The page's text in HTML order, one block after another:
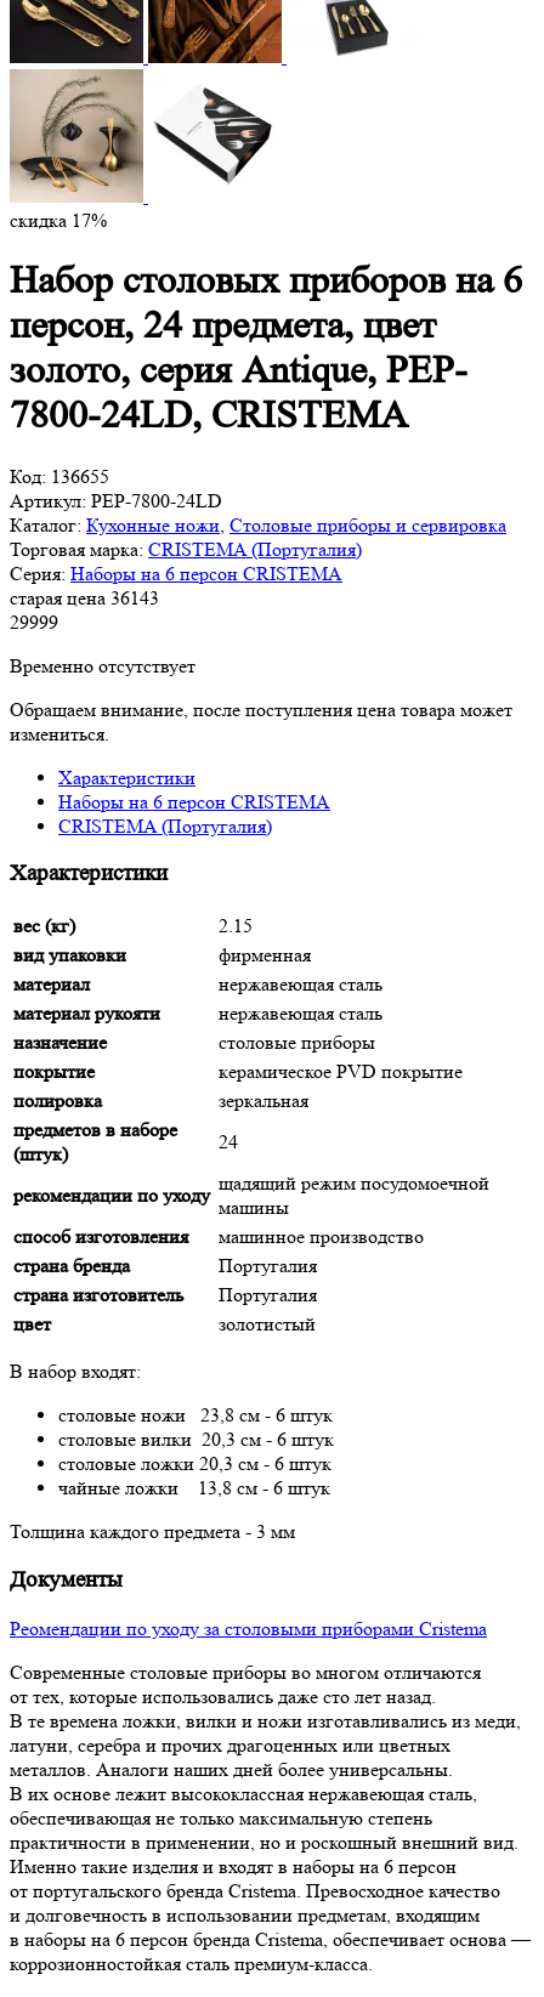
скидка 17%
Набор столовых приборов на 6
персон, 24 предмета, цвет
золото, серия Antique, PEP-
7800-24LD, CRISTEMA
Код: 136655
Артикул: PEP-7800-24LD
Каталог: Кухонные ножи Столовые приборы и сервировка
Торговая марка: CRISTEMA (Португалия)
Серия: Наборы на 6 персон CRISTEMA
старая цена 36143
29999
Временно отсутствует
Обращаем внимание, после поступления цена товара может
измениться.
Характеристики
Наборы на 6 персон CRISTEMA
CRISTEMA (Португалия)
Характеристики
вес (кг)
2.15
вид упаковки
фирменная
материал
нержавеющая сталь
материал рукояти
нержавеющая сталь
назначение
столовые приборы
покрытие
керамическое PVD покрытие
полировка
зеркальная
предметов в наборе
(штук)
24
рекомендации по уходу
щадящий режим посудомоечной
машины
способ изготовления
машинное производство
страна бренда
Португалия
страна изготовитель
Португалия
цвет
золотистый
В набор входят:
столовые ножи 23,8 см - 6 штук
столовые вилки 20,3 см - 6 штук
столовые ложки 20,3 см - 6 штук
чайные ложки 13,8 см - 6 штук
Толщина каждого предмета - 3 мм
Документы
Реомендации по уходу за столовыми приборами Cristema
Современные столовые приборы во многом отличаются
от тех, которые использовались даже сто лет назад.
В те времена ложки, вилки и ножи изготавливались из меди,
латуни, серебра и прочих драгоценных или цветных
металлов. Аналоги наших дней более универсальны.
В их основе лежит высококлассная нержавеющая сталь,
обеспечивающая не только максимальную степень
практичности в применении, но и роскошный внешний вид.
Именно такие изделия и входят в наборы на 6 персон
от португальского бренда Cristema. Превосходное качество
и долговечность в использовании предметам, входящим
в наборы на 6 персон бренда Cristema, обеспечивает основа —
коррозионностойкая сталь премиум-класса.